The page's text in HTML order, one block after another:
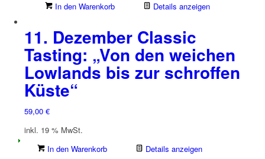
In den Warenkorb
Details anzeigen
11. Dezember Classic
Tasting: „Von den weichen
Lowlands bis zur schroffen
Küste“
59,00 €
inkl. 19 % MwSt.
In den Warenkorb
Details anzeigen